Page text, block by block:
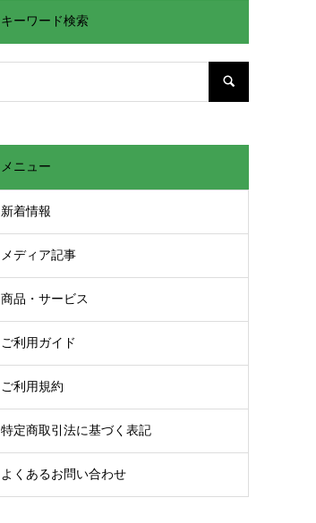
キーワード検索
メニュー
新着情報
メディア記事
商品・サービス
ご利用ガイド
ご利用規約
特定商取引法に基づく表記
よくあるお問い合わせ